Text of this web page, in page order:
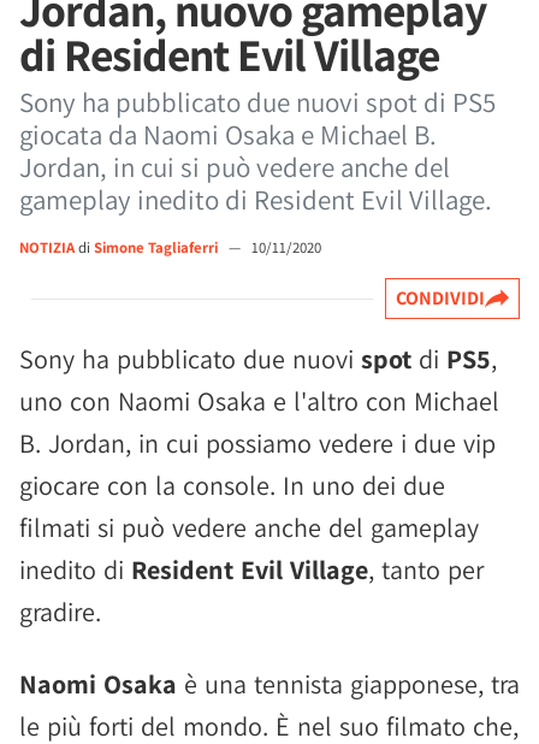
di Resident Evil Village
Sony ha pubblicato due nuovi spot di PS5
giocata da Naomi Osaka e Michael B.
Jordan, in cui si può vedere anche del
gameplay inedito di Resident Evil Village.
NOTIZIAdi Simone Tagliaferri — 10/11/2020
CONDIVIDI
Sony ha pubblicato due nuovi spot di PS5,
uno con Naomi Osaka e l'altro con Michael
B. Jordan, in cui possiamo vedere i due vip
giocare con la console. In uno dei due
filmati si può vedere anche del gameplay
inedito di Resident Evil Village, tanto per
gradire.
Naomi Osaka è una tennista giapponese, tra
le più forti del mondo. È nel suo filmato che,